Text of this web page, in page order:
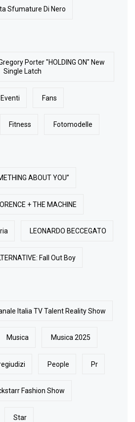
Sfumature Di Nero
Porter "HOLDING ON" New
Single Latch
Eventi Fans
Fitness Fotomodelle
ABOUT YOU”
+ THE MACHINE
LEONARDO BECCEGATO
Fall Out Boy
Italia TV Talent Reality Show
Musica Musica 2025
People Pr
Fashion Show
Star